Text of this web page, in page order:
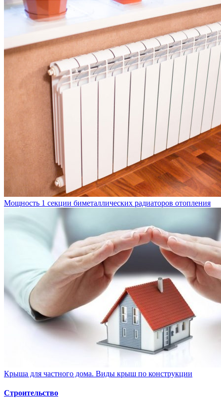
Мощность 1 секции биметаллических радиаторов отопления
Крыша для частного дома. Виды крыш по конструкции
Строительство